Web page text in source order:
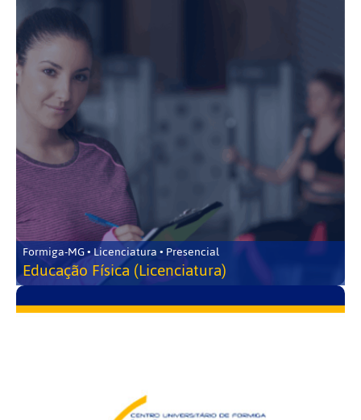
Formiga-MG • Licenciatura • Presencial
Educação Física (Licenciatura)